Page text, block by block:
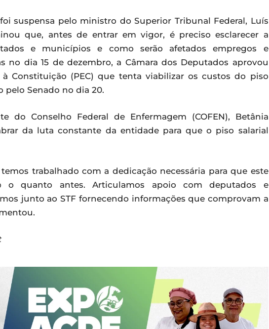
suspensa pelo ministro do Superior Tribunal Federal, Luís
que, antes de entrar em vigor, é preciso esclarecer a
e municípios e como serão afetados empregos e
no dia 15 de dezembro, a Câmara dos Deputados aprovou
Constituição (PEC) que tenta viabilizar os custos do piso
pelo Senado no dia 20.
do Conselho Federal de Enfermagem (COFEN), Betânia
da luta constante da entidade para que o piso salarial
trabalhado com a dedicação necessária para que este
o quanto antes. Articulamos apoio com deputados e
junto ao STF fornecendo informações que comprovam a